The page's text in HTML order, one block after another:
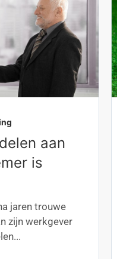
aan
is
jaren trouwe
zijn werkgever